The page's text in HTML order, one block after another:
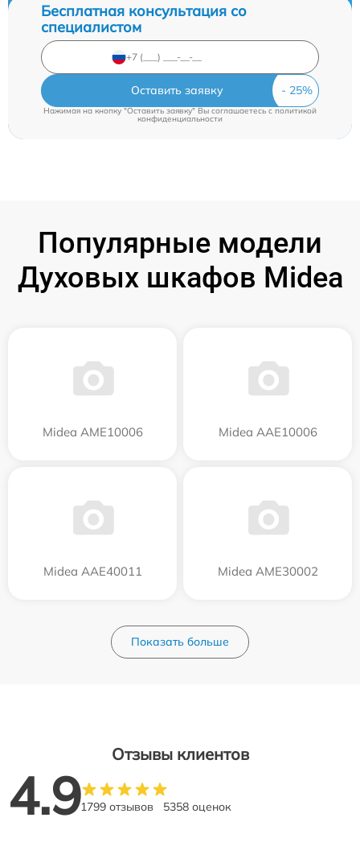
Бесплатная консультация со
специалистом
Оставить заявку
Нажимая на кнопку "Оставить заявку" Вы соглашаетесь cполитикой
конфиденциальности
Популярные модели
Духовых шкафов Midea
Midea AME10006 Midea AAE10006
Midea AAE40011 Midea AME30002
Показать больше
Отзывы клиентов
4.91799 отзывов 5358 оценок